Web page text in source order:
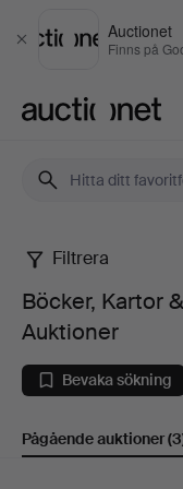
Stäng
Auctionet
Finns på
Böcker,
Kartor
&
Filtrera
Böcker, Kartor
Auktioner
Bevaka sökning
Pågående auktioner